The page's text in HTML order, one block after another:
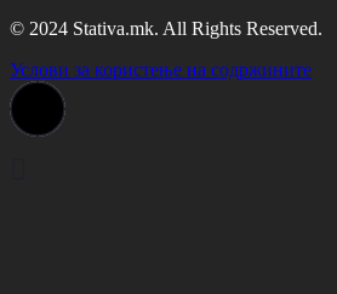
© 2024 Stativa.mk. All Rights Reserved.
Услови за користење на содржините